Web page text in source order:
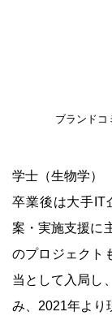
ブランド
学士（生物学）
卒業後は大手IT
案・実施支援に
のプロジェクト
当として入局し
み、2021年より